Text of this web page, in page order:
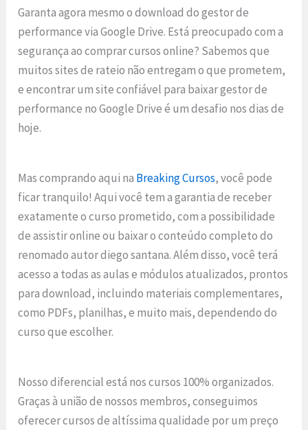
Garanta agora mesmo o download do gestor de
performance via Google Drive. Está preocupado com a
segurança ao comprar cursos online? Sabemos que
muitos sites de rateio não entregam o que prometem,
e encontrar um site confiável para baixar gestor de
performance no Google Drive é um desafio nos dias de
hoje.
Mas comprando aqui na Breaking Cursos, você pode
ficar tranquilo! Aqui você tem a garantia de receber
exatamente o curso prometido, com a possibilidade
de assistir online ou baixar o conteúdo completo do
renomado autor diego santana. Além disso, você terá
acesso a todas as aulas e módulos atualizados, prontos
para download, incluindo materiais complementares,
como PDFs, planilhas, e muito mais, dependendo do
curso que escolher.
Nosso diferencial está nos cursos 100% organizados.
Graças à união de nossos membros, conseguimos
oferecer cursos de altíssima qualidade por um preço